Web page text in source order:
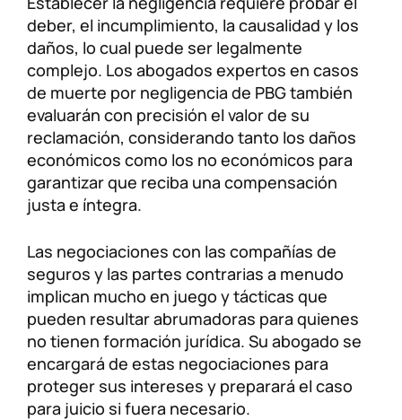
deber, el incumplimiento, la causalidad y los
daños, lo cual puede ser legalmente
complejo. Los abogados expertos en casos
de muerte por negligencia de PBG también
evaluarán con precisión el valor de su
reclamación, considerando tanto los daños
económicos como los no económicos para
garantizar que reciba una compensación
justa e íntegra.
Las negociaciones con las compañías de
seguros y las partes contrarias a menudo
implican mucho en juego y tácticas que
pueden resultar abrumadoras para quienes
no tienen formación jurídica. Su abogado se
encargará de estas negociaciones para
proteger sus intereses y preparará el caso
para juicio si fuera necesario.